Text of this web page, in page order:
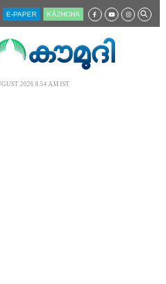
E-PAPER KĀZHCHA
2026 8.54 AM IST